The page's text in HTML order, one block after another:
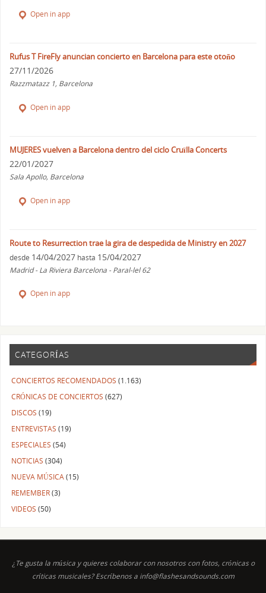
Open in app
Rufus T FireFly anuncian concierto en Barcelona para este otoño
27/11/2026
Razzmatazz 1, Barcelona
Open in app
MUJERES vuelven a Barcelona dentro del ciclo Cruïlla Concerts
22/01/2027
Sala Apollo, Barcelona
Open in app
Route to Resurrection trae la gira de despedida de Ministry en 2027
desde 14/04/2027 hasta 15/04/2027
Madrid - La Riviera Barcelona - Paral-lel 62
Open in app
CATEGORÍAS
CONCIERTOS RECOMENDADOS (1.163)
CRÓNICAS DE CONCIERTOS (627)
DISCOS (19)
ENTREVISTAS (19)
ESPECIALES (54)
NOTICIAS (304)
NUEVA MÚSICA (15)
REMEMBER(3)
VIDEOS (50)
¿Te gusta la música y quieres colaborar con nosotros con fotos, crónicas o
críticas musicales? Escríbenos a info@flashesandsounds.com